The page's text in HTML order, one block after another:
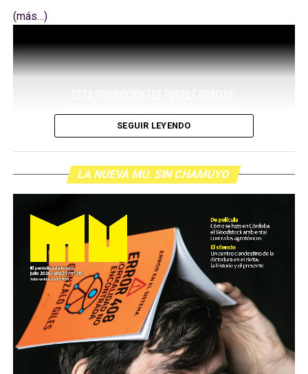
(más…)
SEGUIR LEYENDO
LA NUEVA MU. SIN CHAMUYO